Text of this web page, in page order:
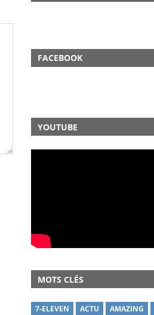
FACEBOOK
YOUTUBE
MOTS CLÉS
7-ELEVEN ACTU AMAZING